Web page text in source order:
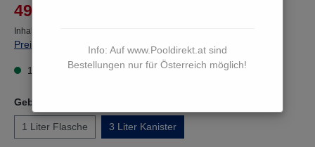
Info: Auf www.Pooldirekt.at sind
Bestellungen nur für Österreich möglich!
49,90 €*
Inhalt:
Preise inkl. MwSt. zzgl. Versandkosten
15 bis 17 Werktage
Gebindegröße
1 Liter Flasche 3 Liter Kanister